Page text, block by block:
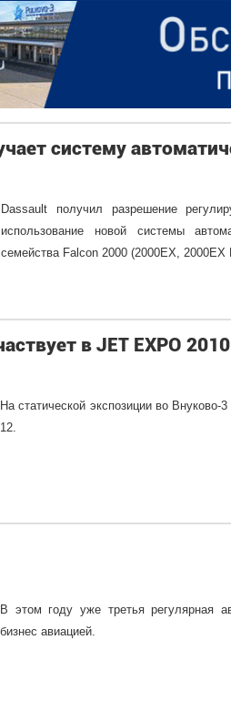
систему
Dassault получил разрешение
использование новой системы
семейства Falcon 2000 (2000EX, 2000EX
в JET EXPO
На статической экспозиции во
12.
В этом году уже третья регулярная
бизнес авиацией.